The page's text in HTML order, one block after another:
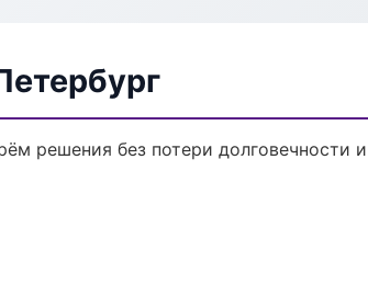
решения без потери долговечности